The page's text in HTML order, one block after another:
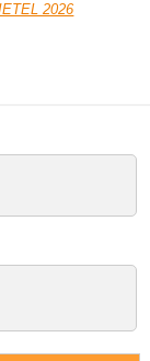
2026